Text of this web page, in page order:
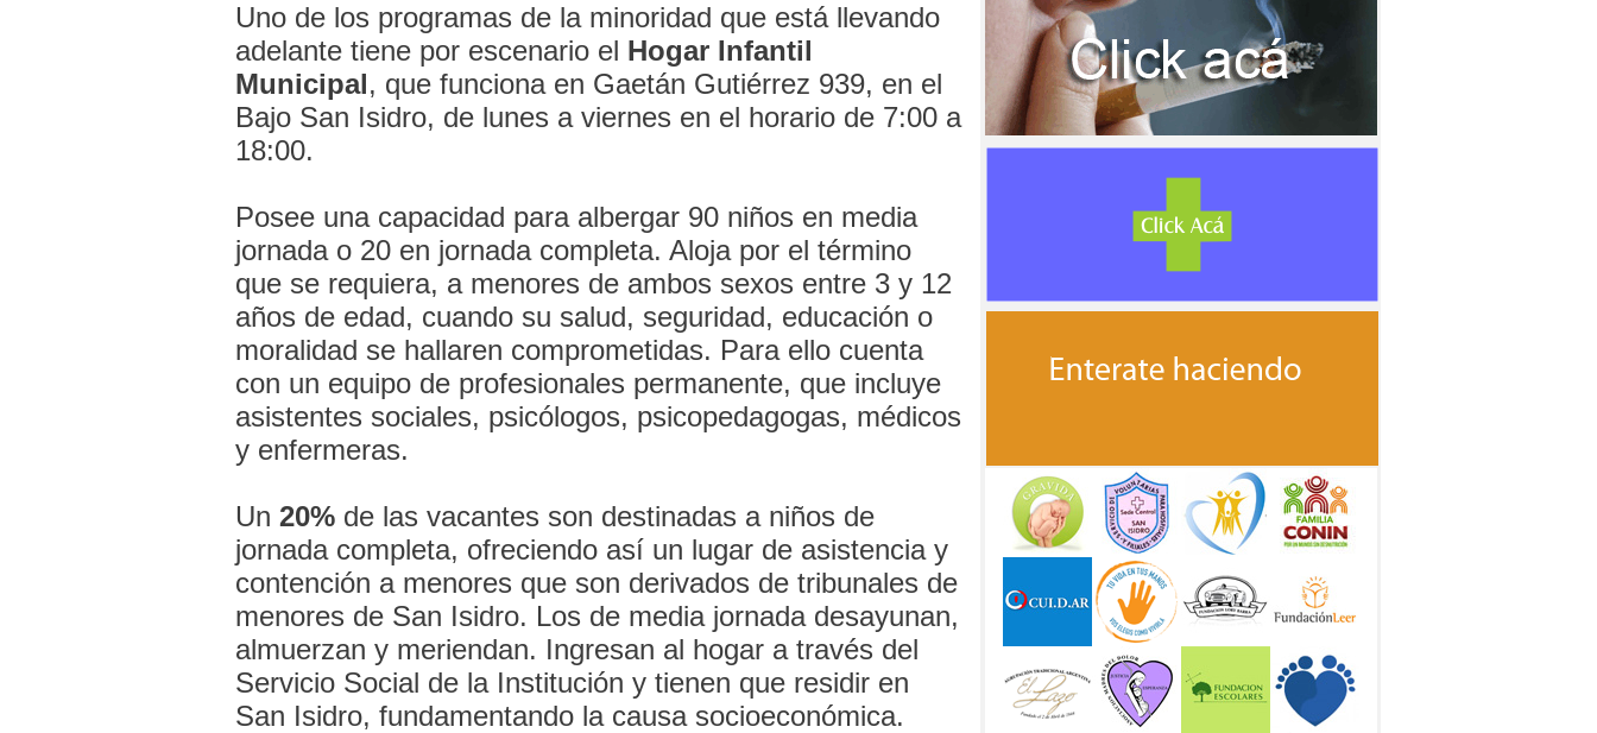
Uno de los programas de la minoridad que está llevando
adelante tiene por escenario el Hogar Infantil
Municipal, que funciona en Gaetán Gutiérrez 939, en el
Bajo San Isidro, de lunes a viernes en el horario de 7:00 a
18:00.
Posee una capacidad para albergar 90 niños en media
jornada o 20 en jornada completa. Aloja por el término
que se requiera, a menores de ambos sexos entre 3 y 12
años de edad, cuando su salud, seguridad, educación o
moralidad se hallaren comprometidas. Para ello cuenta
con un equipo de profesionales permanente, que incluye
asistentes sociales, psicólogos, psicopedagogas, médicos
y enfermeras.
Un 20% de las vacantes son destinadas a niños de
jornada completa, ofreciendo así un lugar de asistencia y
contención a menores que son derivados de tribunales de
menores de San Isidro. Los de media jornada desayunan,
almuerzan y meriendan. Ingresan al hogar a través del
Servicio Social de la Institución y tienen que residir en
San Isidro, fundamentando la causa socioeconómica.